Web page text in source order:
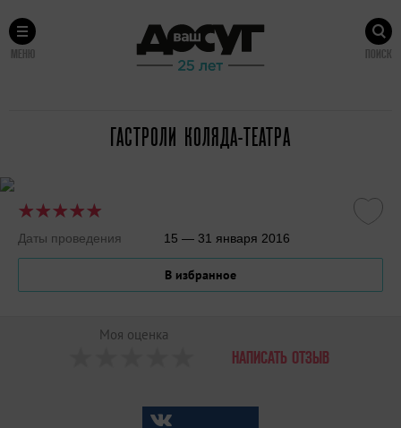
МЕНЮ ПОИСК
ГАСТРОЛИ КОЛЯДА-ТЕАТРА
Даты проведения 15 — 31 января 2016
В избранное
Моя оценка
НАПИСАТЬ ОТЗЫВ